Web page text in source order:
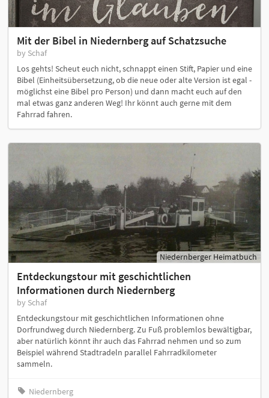
Mit der Bibel in Niedernberg auf Schatzsuche
by Schaf
Los gehts! Scheut euch nicht, schnappt einen Stift, Papier und eine
Bibel (Einheitsübersetzung, ob die neue oder alte Version ist egal -
möglichst eine Bibel pro Person) und dann macht euch auf den
mal etwas ganz anderen Weg! Ihr könnt auch gerne mit dem
Fahrrad fahren.
Niedernberger Heimatbuch
Entdeckungstour mit geschichtlichen
Informationen durch Niedernberg
by Schaf
Entdeckungstour mit geschichtlichen Informationen ohne
Dorfrundweg durch Niedernberg. Zu Fuß problemlos bewältigbar,
aber natürlich könnt ihr auch das Fahrrad nehmen und so zum
Beispiel während Stadtradeln parallel Fahrradkilometer
sammeln.
Niedernberg